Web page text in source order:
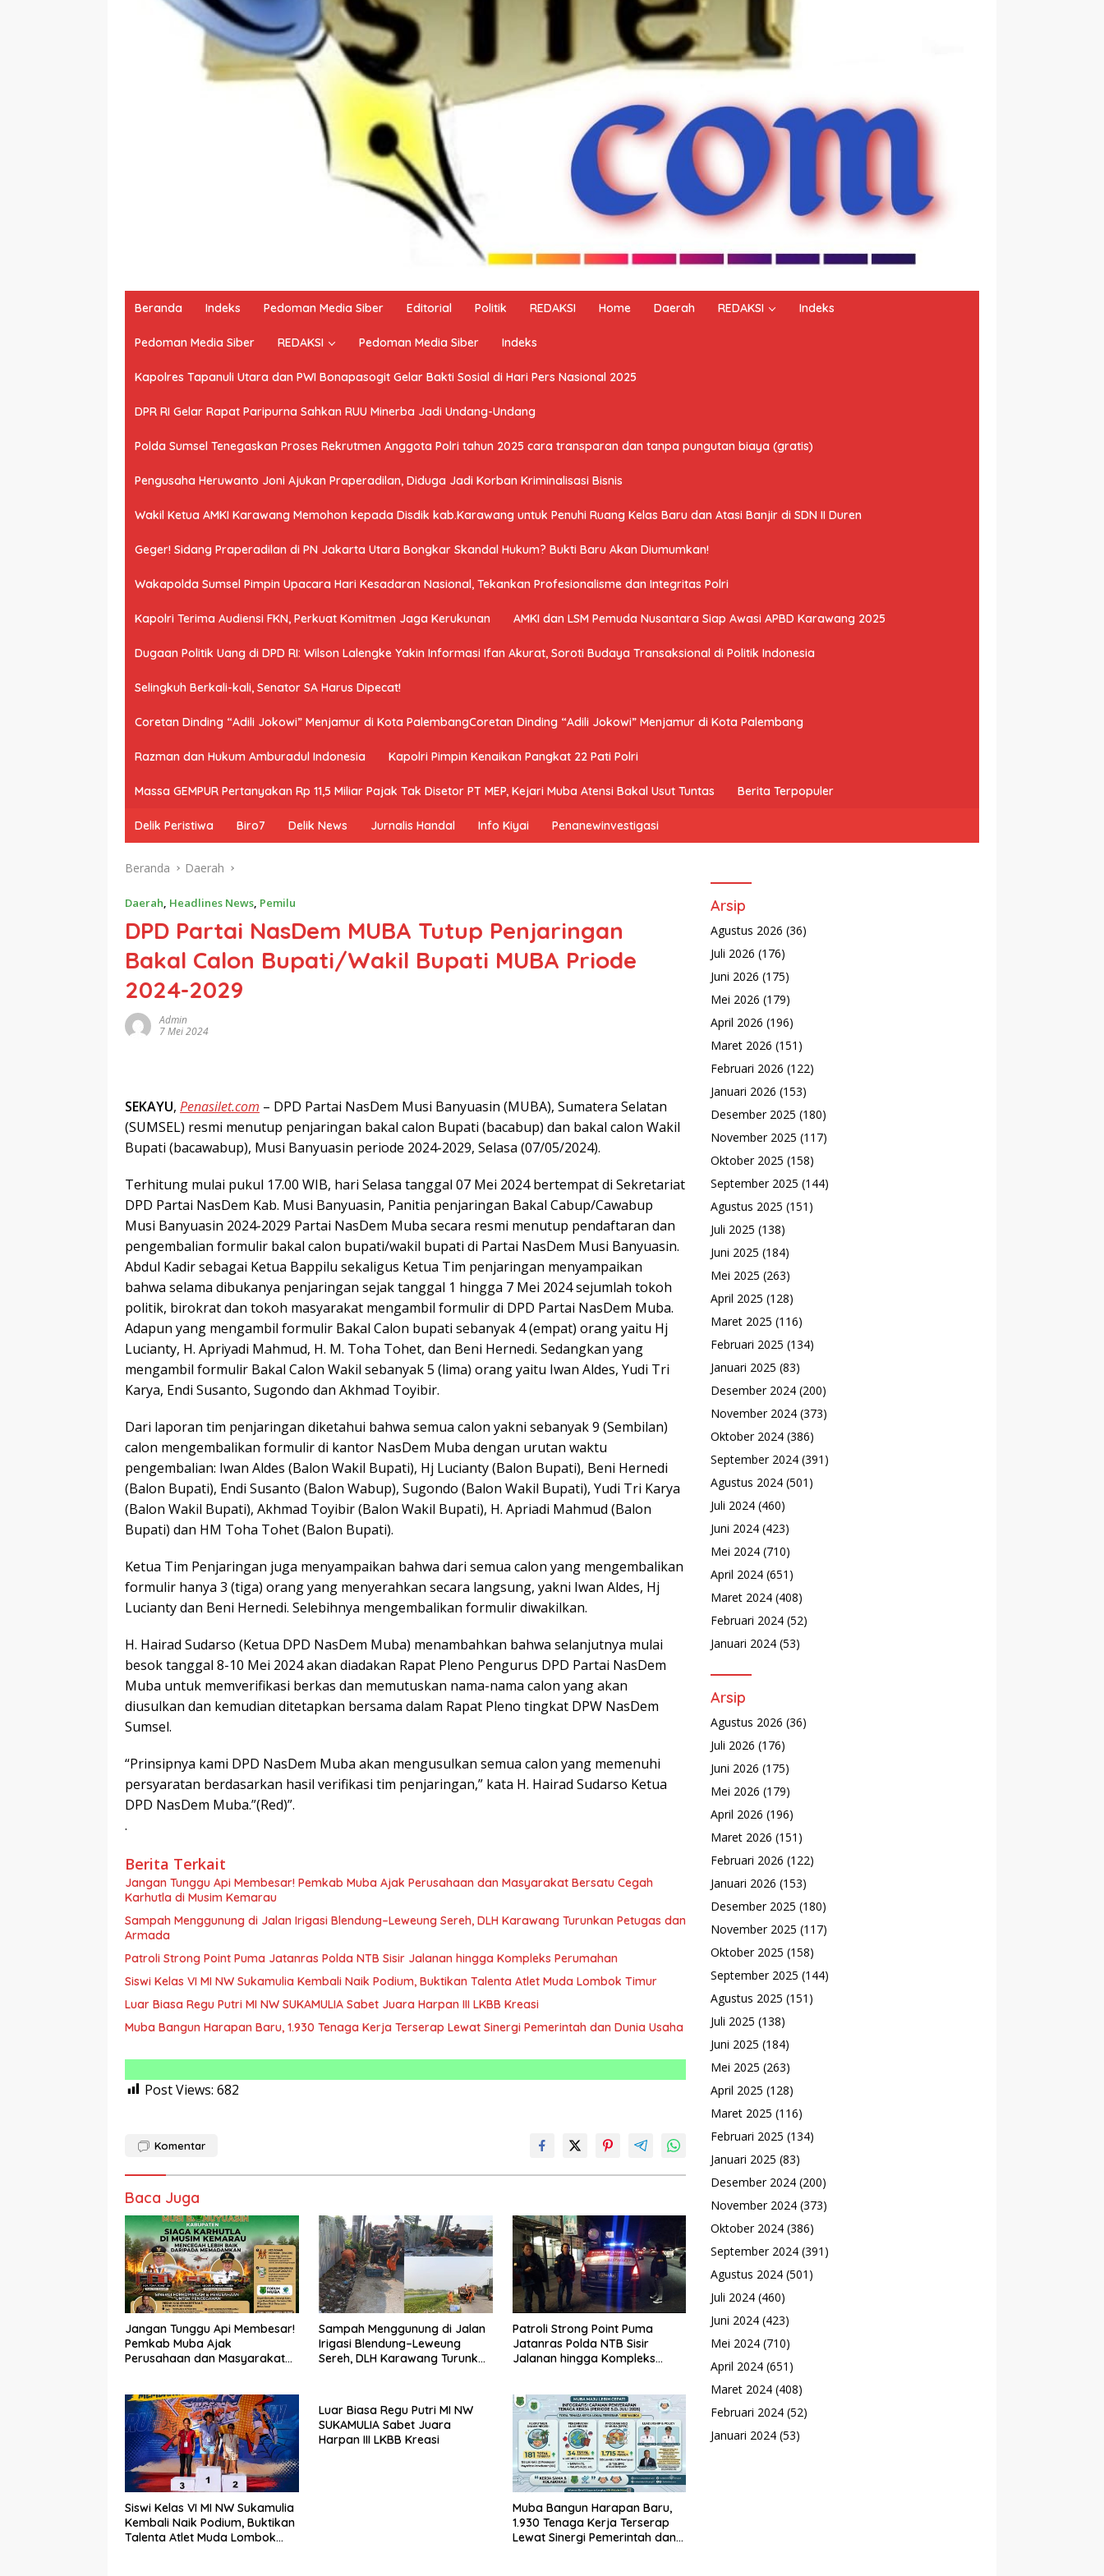
Beranda Indeks Pedoman Media Siber Editorial Politik REDAKSI Home Daerah REDAKSI Indeks
Pedoman Media Siber REDAKSI Pedoman Media Siber Indeks
Kapolres Tapanuli Utara dan PWI Bonapasogit Gelar Bakti Sosial di Hari Pers Nasional 2025
DPR RI Gelar Rapat Paripurna Sahkan RUU Minerba Jadi Undang-Undang
Polda Sumsel Tenegaskan Proses Rekrutmen Anggota Polri tahun 2025 cara transparan dan tanpa pungutan biaya (gratis)
Pengusaha Heruwanto Joni Ajukan Praperadilan, Diduga Jadi Korban Kriminalisasi Bisnis
Wakil Ketua AMKI Karawang Memohon kepada Disdik kab.Karawang untuk Penuhi Ruang Kelas Baru dan Atasi Banjir di SDN II Duren
Geger! Sidang Praperadilan di PN Jakarta Utara Bongkar Skandal Hukum? Bukti Baru Akan Diumumkan!
Wakapolda Sumsel Pimpin Upacara Hari Kesadaran Nasional, Tekankan Profesionalisme dan Integritas Polri
Kapolri Terima Audiensi FKN, Perkuat Komitmen Jaga Kerukunan AMKI dan LSM Pemuda Nusantara Siap Awasi APBD Karawang 2025
Dugaan Politik Uang di DPD RI: Wilson Lalengke Yakin Informasi Ifan Akurat, Soroti Budaya Transaksional di Politik Indonesia
Selingkuh Berkali-kali, Senator SA Harus Dipecat!
Coretan Dinding “Adili Jokowi” Menjamur di Kota PalembangCoretan Dinding “Adili Jokowi” Menjamur di Kota Palembang
Razman dan Hukum Amburadul Indonesia Kapolri Pimpin Kenaikan Pangkat 22 Pati Polri
Massa GEMPUR Pertanyakan Rp 11,5 Miliar Pajak Tak Disetor PT MEP, Kejari Muba Atensi Bakal Usut Tuntas Berita Terpopuler
Delik Peristiwa Biro7 Delik News Jurnalis Handal Info Kiyai Penanewinvestigasi
Beranda Daerah
Daerah, Headlines News, Pemilu
DPD Partai NasDem MUBA Tutup Penjaringan
Bakal Calon Bupati/Wakil Bupati MUBA Priode
2024-2029
Admin
7 Mei 2024
SEKAYU, Penasilet.com – DPD Partai NasDem Musi Banyuasin (MUBA), Sumatera Selatan
(SUMSEL) resmi menutup penjaringan bakal calon Bupati (bacabup) dan bakal calon Wakil
Bupati (bacawabup), Musi Banyuasin periode 2024-2029, Selasa (07/05/2024).
Terhitung mulai pukul 17.00 WIB, hari Selasa tanggal 07 Mei 2024 bertempat di Sekretariat
DPD Partai NasDem Kab. Musi Banyuasin, Panitia penjaringan Bakal Cabup/Cawabup
Musi Banyuasin 2024-2029 Partai NasDem Muba secara resmi menutup pendaftaran dan
pengembalian formulir bakal calon bupati/wakil bupati di Partai NasDem Musi Banyuasin.
Abdul Kadir sebagai Ketua Bappilu sekaligus Ketua Tim penjaringan menyampaikan
bahwa selama dibukanya penjaringan sejak tanggal 1 hingga 7 Mei 2024 sejumlah tokoh
politik, birokrat dan tokoh masyarakat mengambil formulir di DPD Partai NasDem Muba.
Adapun yang mengambil formulir Bakal Calon bupati sebanyak 4 (empat) orang yaitu Hj
Lucianty, H. Apriyadi Mahmud, H. M. Toha Tohet, dan Beni Hernedi. Sedangkan yang
mengambil formulir Bakal Calon Wakil sebanyak 5 (lima) orang yaitu Iwan Aldes, Yudi Tri
Karya, Endi Susanto, Sugondo dan Akhmad Toyibir.
Dari laporan tim penjaringan diketahui bahwa semua calon yakni sebanyak 9 (Sembilan)
calon mengembalikan formulir di kantor NasDem Muba dengan urutan waktu
pengembalian: Iwan Aldes (Balon Wakil Bupati), Hj Lucianty (Balon Bupati), Beni Hernedi
(Balon Bupati), Endi Susanto (Balon Wabup), Sugondo (Balon Wakil Bupati), Yudi Tri Karya
(Balon Wakil Bupati), Akhmad Toyibir (Balon Wakil Bupati), H. Apriadi Mahmud (Balon
Bupati) dan HM Toha Tohet (Balon Bupati).
Ketua Tim Penjaringan juga menyampaikan bahwa dari semua calon yang mengembalikan
formulir hanya 3 (tiga) orang yang menyerahkan secara langsung, yakni Iwan Aldes, Hj
Lucianty dan Beni Hernedi. Selebihnya mengembalikan formulir diwakilkan.
H. Hairad Sudarso (Ketua DPD NasDem Muba) menambahkan bahwa selanjutnya mulai
besok tanggal 8-10 Mei 2024 akan diadakan Rapat Pleno Pengurus DPD Partai NasDem
Muba untuk memverifikasi berkas dan memutuskan nama-nama calon yang akan
diusulkan dan kemudian ditetapkan bersama dalam Rapat Pleno tingkat DPW NasDem
Sumsel.
“Prinsipnya kami DPD NasDem Muba akan mengusulkan semua calon yang memenuhi
persyaratan berdasarkan hasil verifikasi tim penjaringan,” kata H. Hairad Sudarso Ketua
DPD NasDem Muba.”(Red)”.
.
Berita Terkait
Jangan Tunggu Api Membesar! Pemkab Muba Ajak Perusahaan dan Masyarakat Bersatu Cegah
Karhutla di Musim Kemarau
Sampah Menggunung di Jalan Irigasi Blendung–Leweung Sereh, DLH Karawang Turunkan Petugas dan
Armada
Patroli Strong Point Puma Jatanras Polda NTB Sisir Jalanan hingga Kompleks Perumahan
Siswi Kelas VI MI NW Sukamulia Kembali Naik Podium, Buktikan Talenta Atlet Muda Lombok Timur
Luar Biasa Regu Putri MI NW SUKAMULIA Sabet Juara Harpan III LKBB Kreasi
Muba Bangun Harapan Baru, 1.930 Tenaga Kerja Terserap Lewat Sinergi Pemerintah dan Dunia Usaha
Post Views: 682
Komentar
Baca Juga
Jangan Tunggu Api Membesar!
Pemkab Muba Ajak
Perusahaan dan Masyarakat
Sampah Menggunung di Jalan
Irigasi Blendung–Leweung
Sereh, DLH Karawang Turunkan
Patroli Strong Point Puma
Jatanras Polda NTB Sisir
Jalanan hingga Kompleks
Siswi Kelas VI MI NW Sukamulia
Kembali Naik Podium, Buktikan
Talenta Atlet Muda Lombok
Luar Biasa Regu Putri MI NW
SUKAMULIA Sabet Juara
Harpan III LKBB Kreasi
Muba Bangun Harapan Baru,
1.930 Tenaga Kerja Terserap
Lewat Sinergi Pemerintah dan
Arsip
Agustus 2026 (36)
Juli 2026 (176)
Juni 2026 (175)
Mei 2026 (179)
April 2026 (196)
Maret 2026 (151)
Februari 2026 (122)
Januari 2026 (153)
Desember 2025 (180)
November 2025 (117)
Oktober 2025 (158)
September 2025 (144)
Agustus 2025 (151)
Juli 2025 (138)
Juni 2025 (184)
Mei 2025 (263)
April 2025 (128)
Maret 2025 (116)
Februari 2025 (134)
Januari 2025 (83)
Desember 2024 (200)
November 2024 (373)
Oktober 2024 (386)
September 2024 (391)
Agustus 2024 (501)
Juli 2024 (460)
Juni 2024 (423)
Mei 2024 (710)
April 2024 (651)
Maret 2024 (408)
Februari 2024 (52)
Januari 2024 (53)
Arsip
Agustus 2026 (36)
Juli 2026 (176)
Juni 2026 (175)
Mei 2026 (179)
April 2026 (196)
Maret 2026 (151)
Februari 2026 (122)
Januari 2026 (153)
Desember 2025 (180)
November 2025 (117)
Oktober 2025 (158)
September 2025 (144)
Agustus 2025 (151)
Juli 2025 (138)
Juni 2025 (184)
Mei 2025 (263)
April 2025 (128)
Maret 2025 (116)
Februari 2025 (134)
Januari 2025 (83)
Desember 2024 (200)
November 2024 (373)
Oktober 2024 (386)
September 2024 (391)
Agustus 2024 (501)
Juli 2024 (460)
Juni 2024 (423)
Mei 2024 (710)
April 2024 (651)
Maret 2024 (408)
Februari 2024 (52)
Januari 2024 (53)